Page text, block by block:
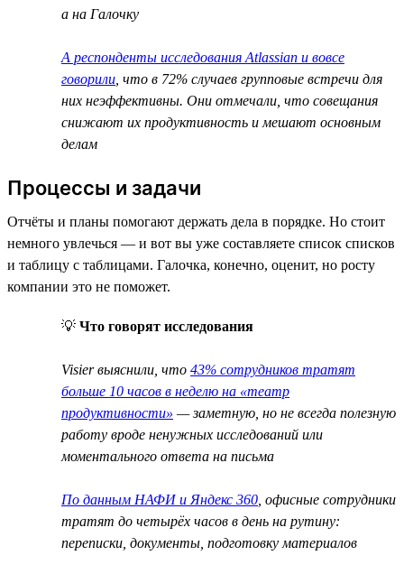
а на Галочку
А респонденты исследования Atlassian и вовсе
говорили , что в 72% случаев групповые встречи для
них неэффективны. Они отмечали, что совещания
снижают их продуктивность и мешают основным
делам
Процессы и задачи
Отчёты и планы помогают держать дела в порядке. Но стоит
немного увлечься — и вот вы уже составляете список списков
и таблицу с таблицами. Галочка, конечно, оценит, но росту
компании это не поможет.
💡 Что говорят исследования
Visier выяснили, что 43% сотрудников тратят
больше 10 часов в неделю на «театр
продуктивности» — заметную, но не всегда полезную
работу вроде ненужных исследований или
моментального ответа на письма
По данным НАФИ и Яндекс 360 , офисные сотрудники
тратят до четырёх часов в день на рутину:
переписки, документы, подготовку материалов